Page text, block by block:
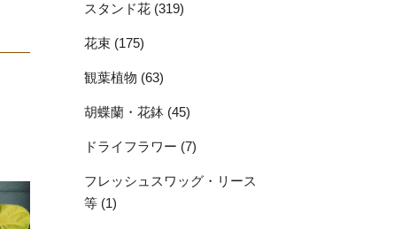
スタンド花 (319)
花束 (175)
観葉植物 (63)
胡蝶蘭・花鉢 (45)
ドライフラワー (7)
フレッシュスワッグ・リース
等 (1)